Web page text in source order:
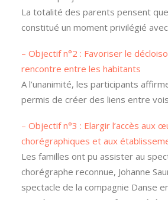
La totalité des parents pensent
constitué un moment privilégié
– Objectif n°2 : Favoriser le
rencontre entre les habitants
A l’unanimité, les participants
permis de créer des liens entre
– Objectif n°3 : Elargir l’accès aux
chorégraphiques et aux
Les familles ont pu assister au
chorégraphe reconnue, Johanne
spectacle de la compagnie Danse